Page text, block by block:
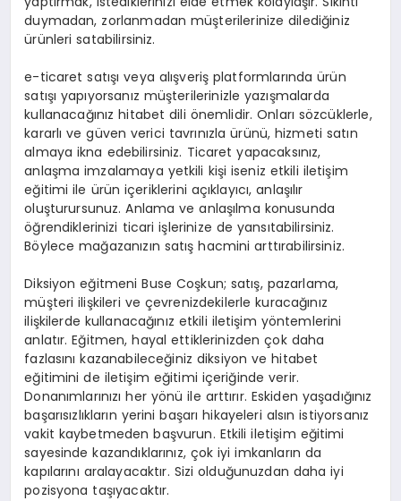
duymadan, zorlanmadan müşterilerinize dilediğiniz
ürünleri satabilirsiniz.
e-ticaret satışı veya alışveriş platformlarında ürün
satışı yapıyorsanız müşterilerinizle yazışmalarda
kullanacağınız hitabet dili önemlidir. Onları sözcüklerle,
kararlı ve güven verici tavrınızla ürünü, hizmeti satın
almaya ikna edebilirsiniz. Ticaret yapacaksınız,
anlaşma imzalamaya yetkili kişi iseniz etkili iletişim
eğitimi ile ürün içeriklerini açıklayıcı, anlaşılır
oluşturursunuz. Anlama ve anlaşılma konusunda
öğrendiklerinizi ticari işlerinize de yansıtabilirsiniz.
Böylece mağazanızın satış hacmini arttırabilirsiniz.
Diksiyon eğitmeni Buse Coşkun; satış, pazarlama,
müşteri ilişkileri ve çevrenizdekilerle kuracağınız
ilişkilerde kullanacağınız etkili iletişim yöntemlerini
anlatır. Eğitmen, hayal ettiklerinizden çok daha
fazlasını kazanabileceğiniz diksiyon ve hitabet
eğitimini de iletişim eğitimi içeriğinde verir.
Donanımlarınızı her yönü ile arttırır. Eskiden yaşadığınız
başarısızlıkların yerini başarı hikayeleri alsın istiyorsanız
vakit kaybetmeden başvurun. Etkili iletişim eğitimi
sayesinde kazandıklarınız, çok iyi imkanların da
kapılarını aralayacaktır. Sizi olduğunuzdan daha iyi
pozisyona taşıyacaktır.